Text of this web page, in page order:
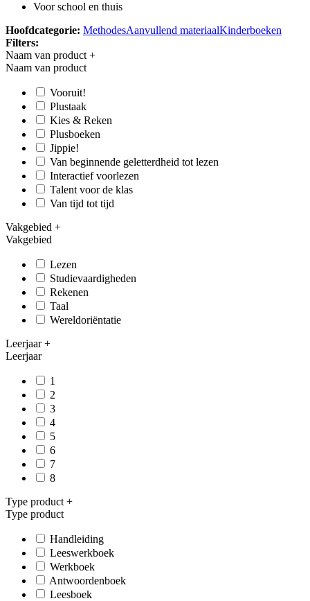
Voor school en thuis
Hoofdcategorie: MethodesAanvullend materiaalKinderboeken
Filters:
Naam van product +
Naam van product
Vooruit!
Plustaak
Kies & Reken
Plusboeken
Jippie!
Van beginnende geletterdheid tot lezen
Interactief voorlezen
Talent voor de klas
Van tijd tot tijd
Vakgebied +
Vakgebied
Lezen
Studievaardigheden
Rekenen
Taal
Wereldoriëntatie
Leerjaar+
Leerjaar
1
2
3
4
5
6
7
8
Type product +
Type product
Handleiding
Leeswerkboek
Werkboek
Antwoordenboek
Leesboek